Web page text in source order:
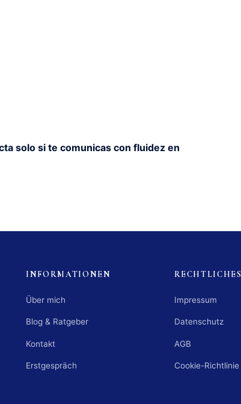
solo si te comunicas con fluidez en
INFORMATIONEN
Über mich
Blog & Ratgeber
Kontakt
Erstgespräch
RECHTLICHES
Impressum
Datenschutz
AGB
Cookie-Richtlinie